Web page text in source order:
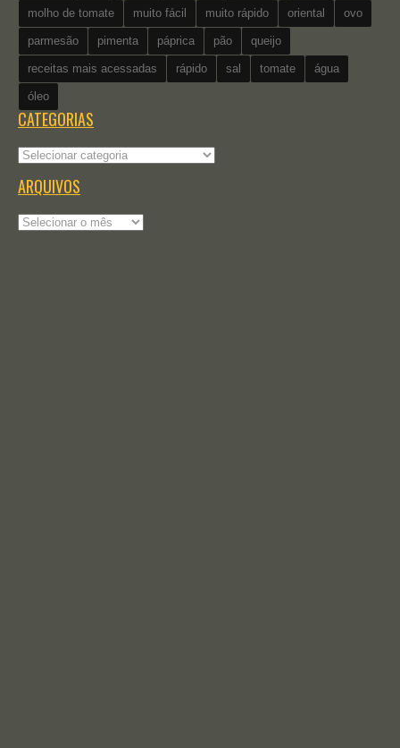
molho de tomate muito fácil muito rápido oriental ovo
parmesão pimenta páprica pão queijo
receitas mais acessadas rápido sal tomate água
óleo
CATEGORIAS
Categorias
ARQUIVOS
Arquivos